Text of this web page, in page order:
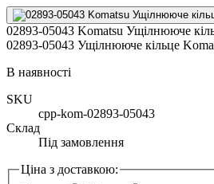
02893-05043 Komatsu Ущілнююче
02893-05043 Ущілнююче кільце
В наявності
SKU
cpp-kom-02893-05043
Склад
Під замовлення
Ціна з доставкою: